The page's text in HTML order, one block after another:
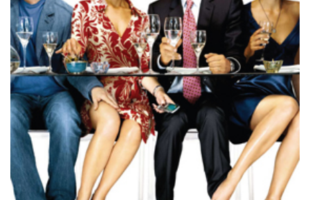
Kostuumdrama
Misdaad
Musical
Oorlogsfilm
Romantische komedie
Thriller